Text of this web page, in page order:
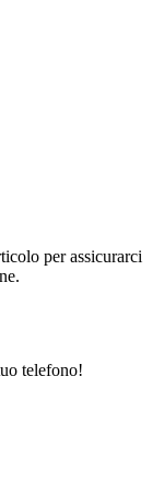
per assicurarci
telefono!